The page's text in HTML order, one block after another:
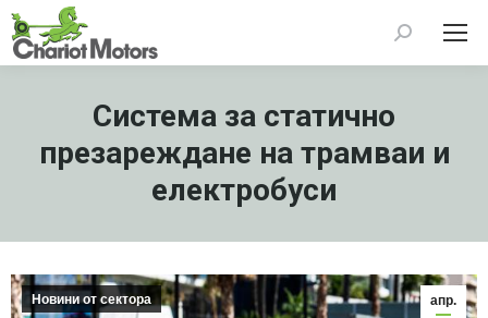
Search:
Системa за статично
презареждане на трамваи и
електробуси
апр.
Новини от сектора